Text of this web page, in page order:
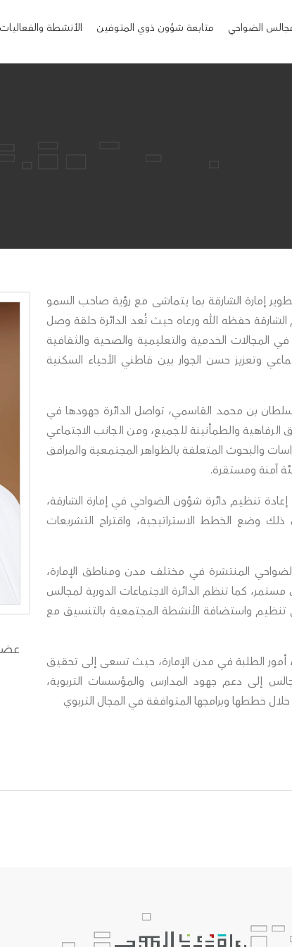
الضواحي متابعة شؤون ذوي المتوفين الأنشطة والفعاليات
إمارة الشارقة بما يتماشى مع رؤية صاحب السمو
حفظه الله ورعاه حيث تُعد الدائرة حلقة وصل
الخدمية والتعليمية والصحية والثقافية
وتعزيز حسن الجوار بين قاطني الأحياء السكنية
بن محمد القاسمي، تواصل الدائرة جهودها في
والطمأنينة للجميع، ومن الجانب الاجتماعي
والبحوث المتعلقة بالظواهر المجتمعية والمرافق
آمنة ومستقرة.
وفقًا للمرسوم بقانون رقم (5) لسنة 2023م بشأن إعادة تنظيم دائرة شؤون الضواحي في إمارة الشارقة،
وضع الخطط الاستراتيجية، واقتراح التشريعات
المنتشرة في مختلف مدن ومناطق الإمارة،
كما تنظم الدائرة الاجتماعات الدورية لمجالس
تنظيم واستضافة الأنشطة المجتمعية بالتنسيق مع
أمور الطلبة في مدن الإمارة، حيث تسعى إلى تحقيق
إلى دعم جهود المدارس والمؤسسات التربوية،
خططها وبرامجها المتوافقة في المجال التربوي